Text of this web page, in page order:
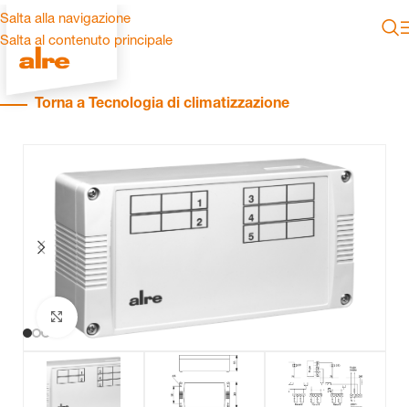
Salta alla navigazione
Salta al contenuto principale
Torna a Tecnologia di climatizzazione
Clicca per ingrandire